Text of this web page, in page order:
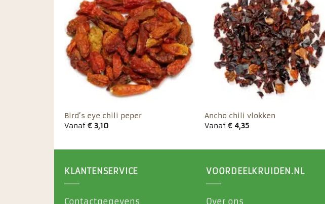
Toevoegen
aan
favorieten
Bird’s eye chili peper
Vanaf €3,10
Toevoegen
aan
favorieten
Ancho chili vlokken
Vanaf€4,35
KLANTENSERVICE
Contactgegevens
VOORDEELKRUIDEN.NL
Over ons